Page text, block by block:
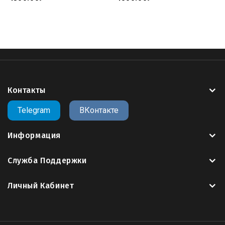
Контакты
Telegram ВКонтакте
Информация
Служба Поддержки
Личный Кабинет